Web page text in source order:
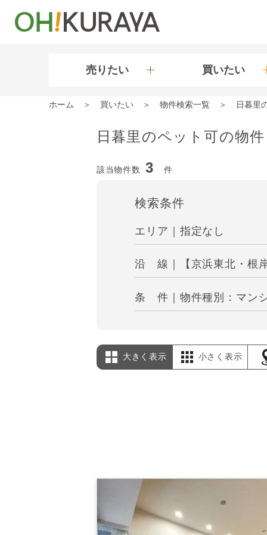
売りたい 買いたい
ホーム 買いたい 物件検索一覧 日暮里
日暮里のペット可の物件
該当物件数 3 件
検索条件
エリア｜指定なし
沿 線｜【京浜東北・根
条 件｜物件種別：マン
大きく表示 小さく表示